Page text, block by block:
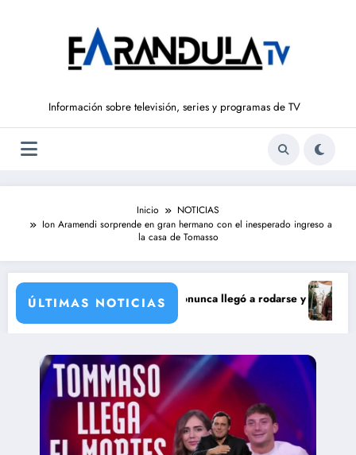
Información sobre televisión, series y programas de TV
Inicio
NOTICIAS
Ion Aramendi sorprende en gran hermano con el inesperado ingreso a
la casa de Tomasso
ÚLTIMAS NOTICIAS
de María Castro
de Carmina Ordóñez que nunca llegó a rodarse y que convertía a